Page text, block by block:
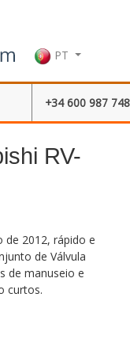
PT
+34 600 987 748
RV-
de 2012, rápido e
de Válvula
de manuseio e
curtos.